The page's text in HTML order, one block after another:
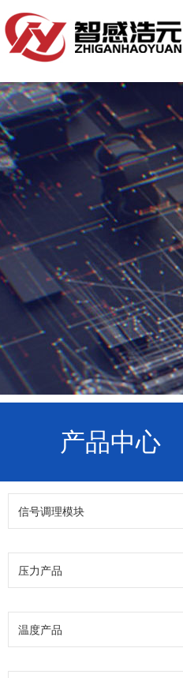
产品中心
信号调理模块
压力产品
温度产品